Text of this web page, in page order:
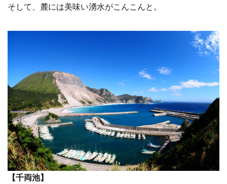
そして、麓には美味い湧水がこんこんと。
【千両池】